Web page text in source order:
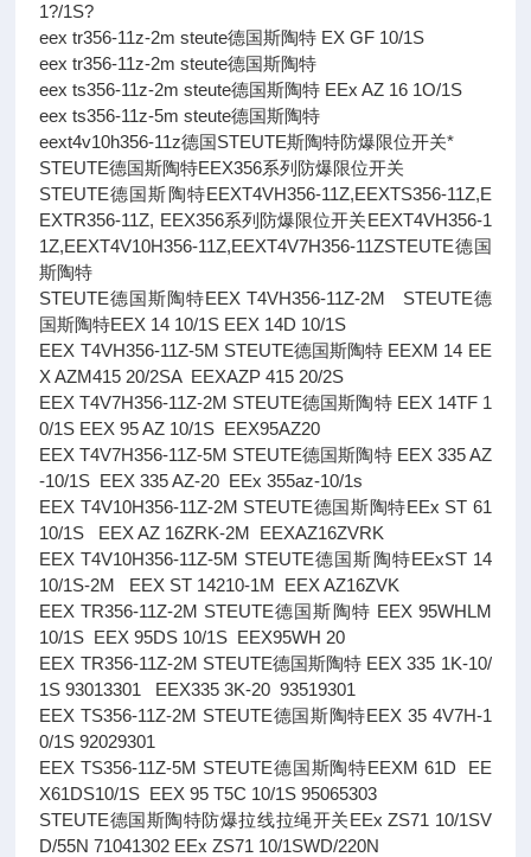
1?/1S?
eex tr356-11z-2m steute德国斯陶特 EX GF 10/1S
eex tr356-11z-2m steute德国斯陶特
eex ts356-11z-2m steute德国斯陶特 EEx AZ 16 1O/1S
eex ts356-11z-5m steute德国斯陶特
eext4v10h356-11z德国STEUTE斯陶特防爆限位开关*
STEUTE德国斯陶特EEX356系列防爆限位开关
STEUTE德国斯陶特EEXT4VH356-11Z,EEXTS356-11Z,E
EXTR356-11Z, EEX356系列防爆限位开关EEXT4VH356-1
1Z,EEXT4V10H356-11Z,EEXT4V7H356-11ZSTEUTE德国
斯陶特
STEUTE德国斯陶特EEX T4VH356-11Z-2M STEUTE德
国斯陶特EEX 14 10/1S EEX 14D 10/1S
EEX T4VH356-11Z-5M STEUTE德国斯陶特 EEXM 14 EE
X AZM415 20/2SA EEXAZP 415 20/2S
EEX T4V7H356-11Z-2M STEUTE德国斯陶特 EEX 14TF 1
0/1S EEX 95 AZ 10/1S EEX95AZ20
EEX T4V7H356-11Z-5M STEUTE德国斯陶特 EEX 335 AZ
-10/1S EEX 335 AZ-20 EEx 355az-10/1s
EEX T4V10H356-11Z-2M STEUTE德国斯陶特EEx ST 61
10/1S EEX AZ 16ZRK-2M EEXAZ16ZVRK
EEX T4V10H356-11Z-5M STEUTE德国斯陶特EExST 14
10/1S-2M EEX ST 14210-1M EEX AZ16ZVK
EEX TR356-11Z-2M STEUTE德国斯陶特 EEX 95WHLM
10/1S EEX 95DS 10/1S EEX95WH 20
EEX TR356-11Z-2M STEUTE德国斯陶特 EEX 335 1K-10/
1S 93013301 EEX335 3K-20 93519301
EEX TS356-11Z-2M STEUTE德国斯陶特EEX 35 4V7H-1
0/1S 92029301
EEX TS356-11Z-5M STEUTE德国斯陶特EEXM 61D EE
X61DS10/1S EEX 95 T5C 10/1S 95065303
STEUTE德国斯陶特防爆拉线拉绳开关EEx ZS71 10/1SV
D/55N 71041302 EEx ZS71 10/1SWD/220N